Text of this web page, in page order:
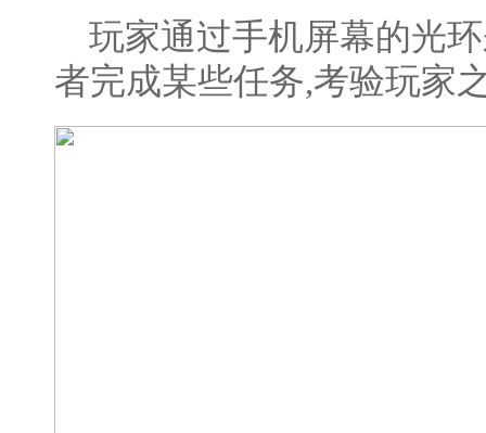
玩家通过手机屏幕的光
者完成某些任务,考验玩家